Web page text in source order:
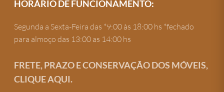
HORÁRIO DE FUNCIONAMENTO:
Segunda a Sexta-Feira das *9:00 às 18:00 hs *fechado
para almoço das 13:00 as 14:00 hs
FRETE, PRAZO E CONSERVAÇÃO DOS MÓVEIS,
CLIQUE AQUI.